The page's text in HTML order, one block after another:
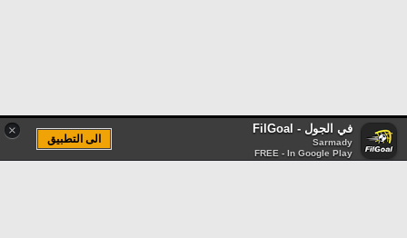
× في الجول - FilGoal
Sarmady
FREE - In Google Play
الى التطبيق